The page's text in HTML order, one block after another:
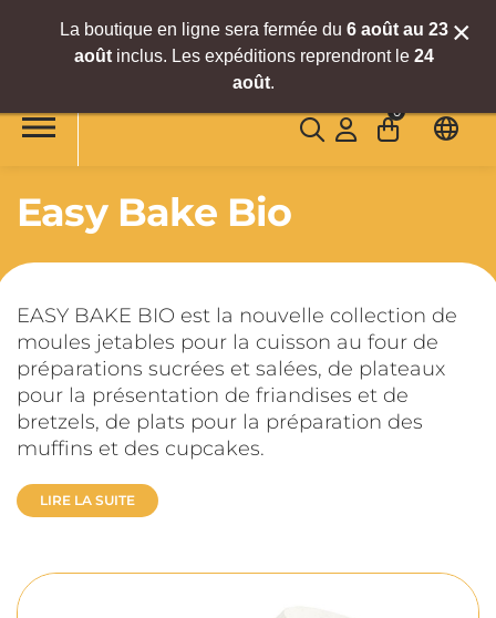
Accéder au contenu principal
0
Easy Bake Bio
EASY BAKE BIO est la nouvelle collection de
moules jetables pour la cuisson au four de
préparations sucrées et salées, de plateaux
pour la présentation de friandises et de
bretzels, de plats pour la préparation des
muffins et des cupcakes.
LIRE LA SUITE
×
La boutique en ligne sera fermée du 6 aoûtau 23
aoûtinclus. Les expéditions reprendront le 24
août.